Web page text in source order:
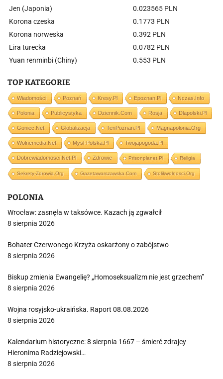
Jen (Japonia)
0.023565 PLN
Korona czeska
0.1773 PLN
Korona norweska
0.392 PLN
Lira turecka
0.0782 PLN
Yuan renminbi (Chiny)
0.553 PLN
TOP KATEGORIE
Wiadomości Poznań Kresy.pl Epoznan.pl Nczas.info
Polonia Publicystyka Dziennik.com Rosja Dlapolski.pl
Goniec.net Globalizacja TenPoznan.pl Magnapolonia.org
Wolnemedia.net Mysl-Polska.pl Twojapogoda.pl
Dobrewiadomosci.net.pl Zdrowie Prisonplanet.pl Religia
Sekrety-Zdrowia.org Gazetawarszawska.com Stolikwolnosci.org
POLONIA
Wrocław: zasnęła w taksówce. Kazach ją zgwałcił
8 sierpnia 2026
Bohater Czerwonego Krzyża oskarżony o zabójstwo
8 sierpnia 2026
Biskup zmienia Ewangelię? „Homoseksualizm nie jest grzechem”
8 sierpnia 2026
Wojna rosyjsko-ukraińska. Raport 08.08.2026
8 sierpnia 2026
Kalendarium historyczne: 8 sierpnia 1667 – śmierć zdrajcy
Hieronima Radziejowski…
8 sierpnia 2026